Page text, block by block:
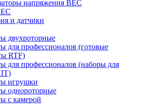
напряжения BEC
и датчики
двухроторные
для профессионалов (готовые
RTF)
для профессионалов (наборы для
игрушки
однороторные
с камерой